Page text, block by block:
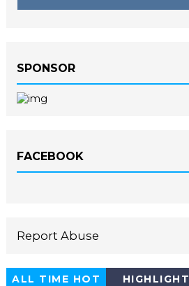
SPONSOR
FACEBOOK
Report Abuse
ALL TIME HOT
HIGHLIGHT